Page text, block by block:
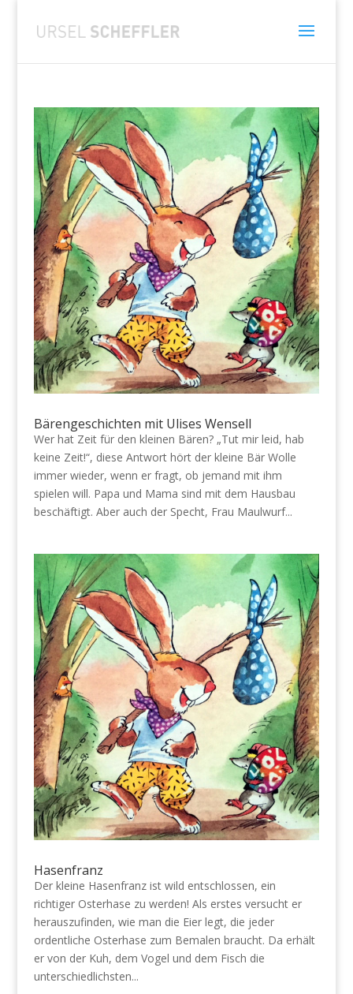
Bärengeschichten mit Ulises Wensell
Wer hat Zeit für den kleinen Bären? „Tut mir leid, hab
keine Zeit!“, diese Antwort hört der kleine Bär Wolle
immer wieder, wenn er fragt, ob jemand mit ihm
spielen will. Papa und Mama sind mit dem Hausbau
beschäftigt. Aber auch der Specht, Frau Maulwurf...
Hasenfranz
Der kleine Hasenfranz ist wild entschlossen, ein
richtiger Osterhase zu werden! Als erstes versucht er
herauszufinden, wie man die Eier legt, die jeder
ordentliche Osterhase zum Bemalen braucht. Da erhält
er von der Kuh, dem Vogel und dem Fisch die
unterschiedlichsten...